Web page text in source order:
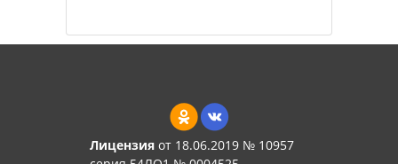
Лицензияот 18.06.2019 № 10957